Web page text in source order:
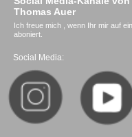
Thomas Auer
Ich freue mich , wenn Ihr mir auf
aboniert.
Social Media: